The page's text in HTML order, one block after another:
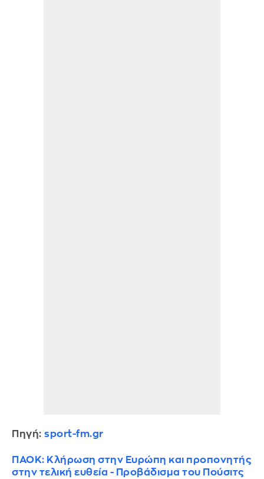
Πηγή: sport-fm.gr
ΠΑΟΚ: Κλήρωση στην Ευρώπη και προπονητής
στην τελική ευθεία - Προβάδισμα του Πούσιτς